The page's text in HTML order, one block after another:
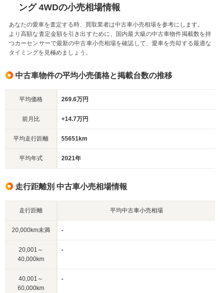
ング 4WDの小売相場情報
あなたの愛車を査定する時、買取業者は中古車小売相場を参考にします。
より高額な査定金額を引き出すために、国内最大級の中古車物件掲載数を持
つカーセンサーで最新の中古車小売相場を確認して、愛車を売却する最適な
タイミングを見極めましょう。
中古車物件の平均小売価格と掲載台数の推移
平均価格 269.6万円
前月比 +14.7万円
平均走行距離 55651km
平均年式 2021年
走行距離別 中古車小売相場情報
走行距離 平均中古車小売相場
20,000km未満 -
20,001～
40,000km
-
40,001～
60,000km
-